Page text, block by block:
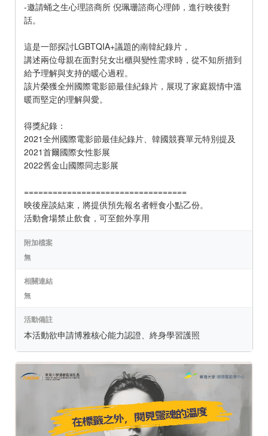
-邀請蛹之生心理諮商所 倪珮珊諮商心理師，進行映後對
話。
這是一部探討LGBTQIA+議題的南韓紀錄片，
講述兩位母親在面對兒女出櫃與變性需求時，從不知所措到
給予理解與支持的暖心過程。
該片榮獲全州國際電影節最佳紀錄片，展現了家庭親情中溫
暖而堅定的理解與愛。
得獎紀錄：
2021全州國際電影節最佳紀錄片、韓國競賽單元特別提及
2021首爾國際女性影展
2022舊金山國際同志影展
==================================
映後座談結束，將提供預先報名者輕食小點乙份。
活動會場禁止飲食，可至館外享用
附加檔案
無
相關連結
無
活動備註
本活動欲申請博雅核心能力認證、終身學習護照